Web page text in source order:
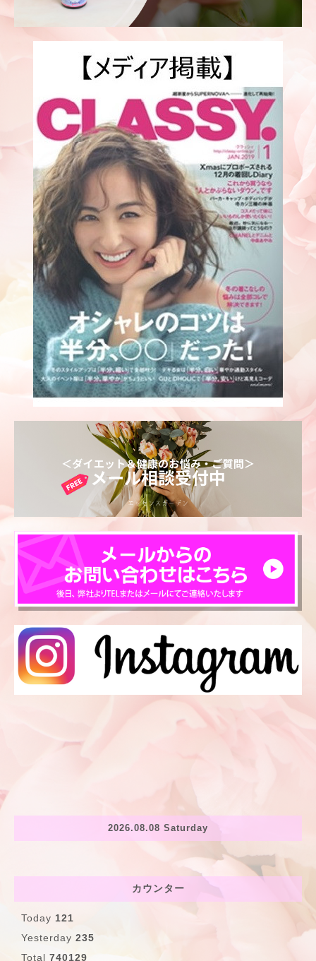
2026.08.08 Saturday
カウンター
Today 121
Yesterday 235
Total 740129